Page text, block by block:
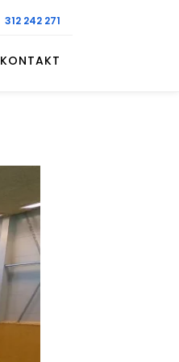
312 242 271
KONTAKT